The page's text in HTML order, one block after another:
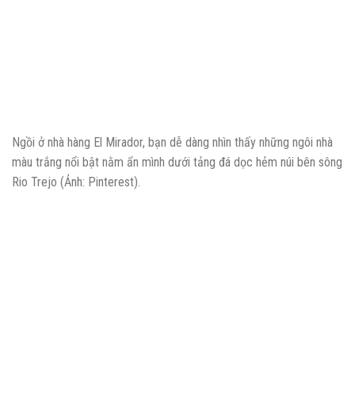
Ngồi ở nhà hàng El Mirador, bạn dễ dàng nhìn thấy những ngôi nhà
màu trắng nổi bật nằm ẩn mình dưới tảng đá dọc hẻm núi bên sông
Rio Trejo (Ảnh: Pinterest).